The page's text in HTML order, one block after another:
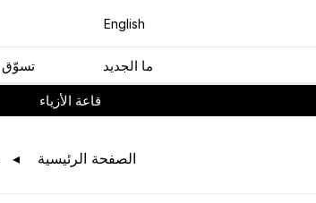
English
ﻣﺎ اﻟﺠﺪﻳﺪ ﺗﺴﻮّﻕ
ﻗﺎﻋﺔ اﻷﺯﻳﺎء
اﻟﺼﻔﺤﺔ اﻟﺮﺋﻴﺴﻴﺔ